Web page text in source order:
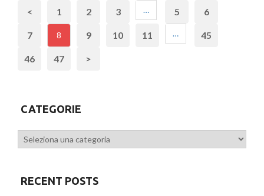
< 1 2 3 … 5 6
7 8 9 10 11 … 45
46 47 >
CATEGORIE
Categorie
RECENT POSTS